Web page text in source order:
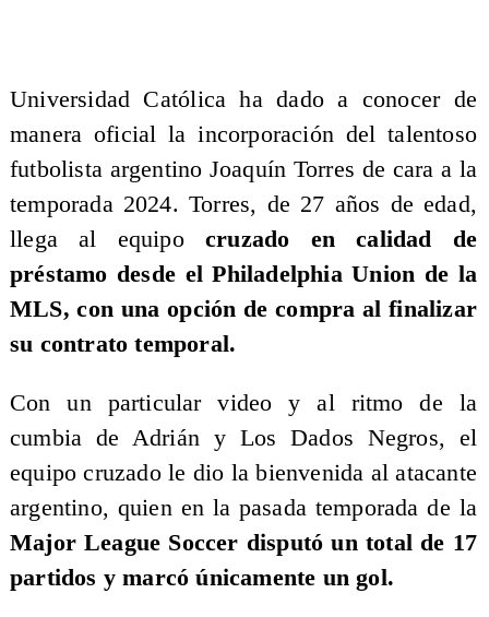
Universidad Católica ha dado a conocer de
manera oficial la incorporación del talentoso
futbolista argentino Joaquín Torres de cara a la
temporada 2024. Torres, de 27 años de edad,
llega al equipo cruzado en calidad de
préstamo desde el Philadelphia Union de la
MLS, con una opción de compra al finalizar
su contrato temporal.
Con un particular video y al ritmo de la
cumbia de Adrián y Los Dados Negros, el
equipo cruzado le dio la bienvenida al atacante
argentino, quien en la pasada temporada de la
Major League Soccer disputó un total de 17
partidos y marcó únicamente un gol.